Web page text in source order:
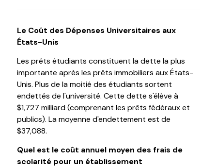
Le Coût des Dépenses Universitaires aux
États-Unis
Les prêts étudiants constituent la dette la plus
importante après les prêts immobiliers aux États-
Unis. Plus de la moitié des étudiants sortent
endettés de l'université. Cette dette s'élève à
$1,727 milliard (comprenant les prêts fédéraux et
publics). La moyenne d'endettement est de
$37,088.
Quel est le coût annuel moyen des frais de
scolarité pour un établissement